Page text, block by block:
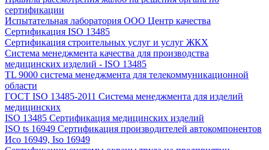
сертификации
Испытательная лаборатория ООО Центр качества
Сертификация ISO 13485
Сертификация строительных услуг и услуг ЖКХ
Система менеджмента качества для производства
медицинских изделий - ISO 13485
TL 9000 система менеджмента для телекоммуникационной
области
ГОСТ ISO 13485-2011 Система менеджмента для изделий
медицинских
ISO 13485 Сертификация медицинских изделий
ISO ts 16949 Сертификация производителей автокомпонентов
Исо 16949, Iso 16949